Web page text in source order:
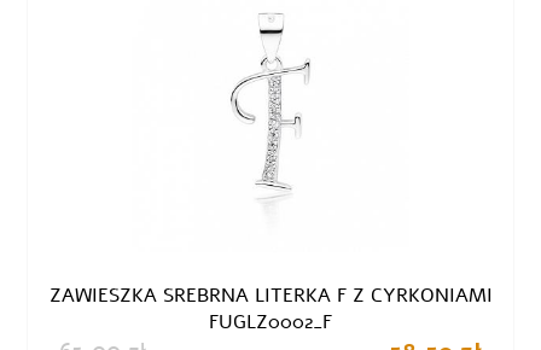
ZAWIESZKA SREBRNA LITERKA F Z CYRKONIAMI
FUGLZ0002_F